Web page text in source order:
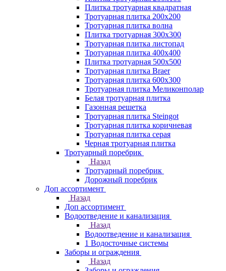
Плитка тротуарная квадратная
Тротуарная плитка 200х200
Тротуарная плитка волна
Плитка тротуарная 300х300
Тротуарная плитка листопад
Тротуарная плитка 400х400
Плитка тротуарная 500x500
Тротуарная плитка Braer
Тротуарная плитка 600х300
Тротуарная плитка Меликонполар
Белая тротуарная плитка
Газонная решетка
Тротуарная плитка Steingot
Тротуарная плитка коричневая
Тротуарная плитка серая
Черная тротуарная плитка
Тротуарный поребрик
Назад
Тротуарный поребрик
Дорожный поребрик
Доп ассортимент
Назад
Доп ассортимент
Водоотведение и канализация
Назад
Водоотведение и канализация
1 Водосточные системы
Заборы и ограждения
Назад